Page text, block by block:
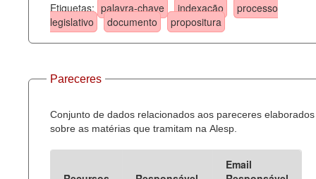
Etiquetas: palavra-chave indexação
processo
legislativo
documento propositura
Pareceres
Conjunto de dados relacionados aos pareceres elaborados
sobre as matérias que tramitam na Alesp.
Email